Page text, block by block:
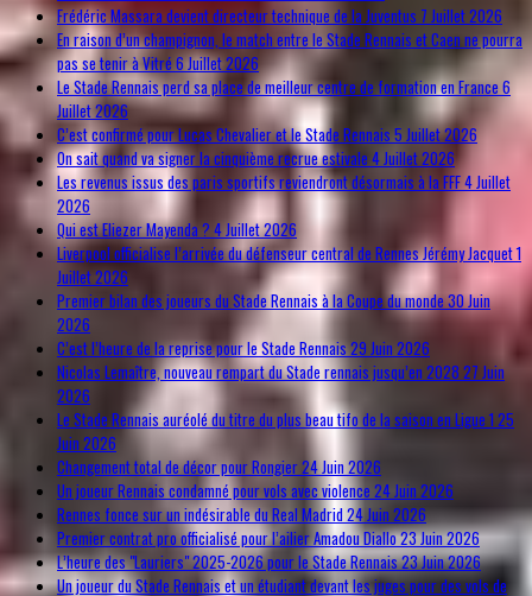
Frédéric Massara devient directeur technique de la Juventus 7 Juillet 2026
En raison d’un champignon, le match entre le Stade Rennais et Caen ne pourra
pas se tenir à Vitré6 Juillet 2026
Le Stade Rennais perd sa place de meilleur centre de formation en France 6
Juillet 2026
C’est confirmé pour Lucas Chevalier et le Stade Rennais5 Juillet 2026
On sait quand va signer la cinquième recrue estivale 4 Juillet 2026
Les revenus issus des paris sportifs reviendront désormais à la FFF4 Juillet
2026
Qui est Eliezer Mayenda ? 4 Juillet 2026
Liverpool officialise l’arrivée du défenseur central de Rennes Jérémy Jacquet1
Juillet 2026
Premier bilan des joueurs du Stade Rennais à la Coupe du monde30 Juin
2026
C’est l’heure de la reprise pour le Stade Rennais29 Juin 2026
Nicolas Lemaître, nouveau rempart du Stade rennais jusqu’en 2028 27 Juin
2026
Le Stade Rennais auréolé du titre du plus beau tifo de la saison en Ligue 1 25
Juin 2026
Changement total de décor pour Rongier24 Juin 2026
Un joueur Rennais condamné pour vols avec violence 24 Juin 2026
Rennes fonce sur un indésirable du Real Madrid 24 Juin 2026
Premier contrat pro officialisé pour l’ailier Amadou Diallo23 Juin 2026
L’heure des "Lauriers" 2025-2026 pour le Stade Rennais23 Juin 2026
Un joueur du Stade Rennais et un étudiant devant les juges pour des vols de